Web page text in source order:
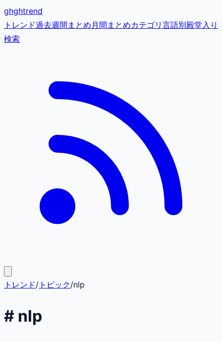
ghghtrend
トレンド過去週間まとめ月間まとめカテゴリ 言語別殿堂入り
検索
トレンド/ トピック/nlp
# nlp